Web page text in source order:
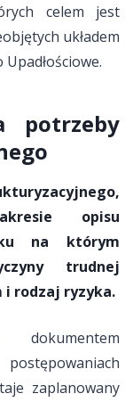
celem jest
układem
potrzeby
opisu
na którym
trudnej
i rodzaj ryzyka.
zaplanowany